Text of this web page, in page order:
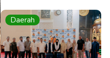
Daerah